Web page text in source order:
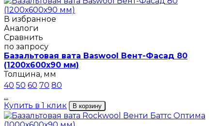
В избранное
Аналоги
Сравнить
по запросу
Базальтовая вата Baswool Вент-Фасад 80
(1200х600х90 мм)
Толщина, мм
40 50 60 70 80
...
Купить в 1 клик
В корзину